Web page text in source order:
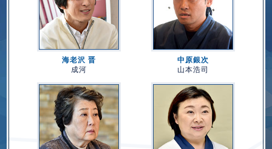
海老沢 晋
成河
中原銀次
山本浩司